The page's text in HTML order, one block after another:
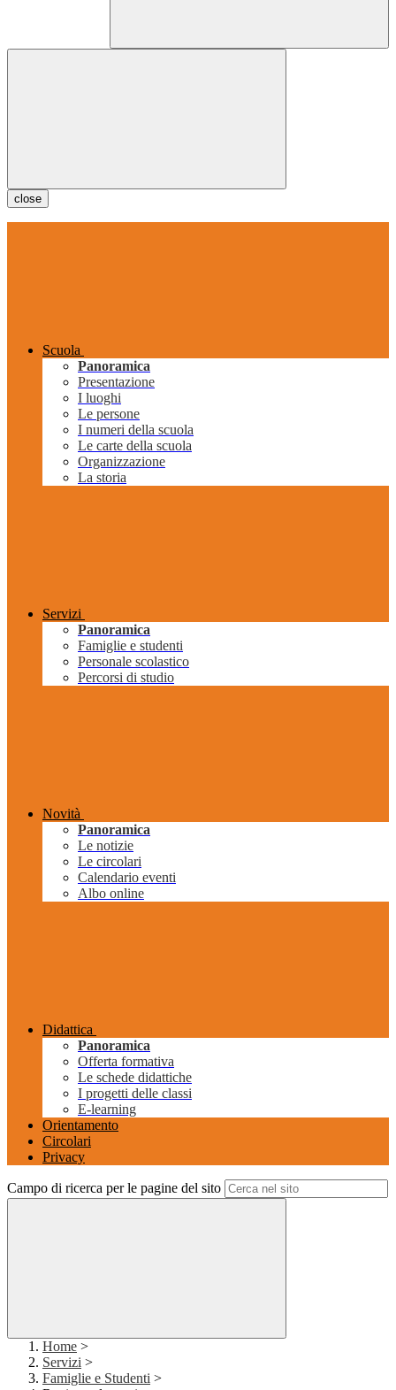
close
Scuola
Panoramica
Presentazione
I luoghi
Le persone
I numeri della scuola
Le carte della scuola
Organizzazione
La storia
Servizi
Panoramica
Famiglie e studenti
Personale scolastico
Percorsi di studio
Novità
Panoramica
Le notizie
Le circolari
Calendario eventi
Albo online
Didattica
Panoramica
Offerta formativa
Le schede didattiche
I progetti delle classi
E-learning
Orientamento
Circolari
Privacy
Campo di ricerca per le pagine del sito
Home >
Servizi >
Famiglie e Studenti >